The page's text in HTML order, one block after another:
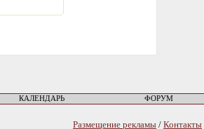
КАЛЕНДАРЬ ФОРУМ
Размещение рекламы / Контакты